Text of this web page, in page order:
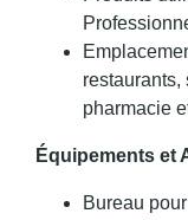
restaurants,
pharmacie
Équipements et
Bureau